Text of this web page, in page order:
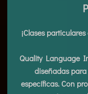
¡Clases
Quality Language
diseñadas
específicas. Con